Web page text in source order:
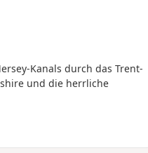
Kanals durch das Trent-
und die herrliche